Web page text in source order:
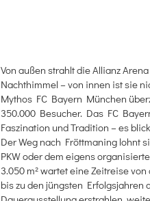
Von außen strahlt die Allianz
Nachthimmel – von innen ist sie
Mythos FC Bayern München
350.000 Besucher. Das FC
Faszination und Tradition – es
Der Weg nach Fröttmaning lohnt
PKW oder dem eigens
3.050 m² wartet eine Zeitreise
bis zu den jüngsten Erfolgsjahren